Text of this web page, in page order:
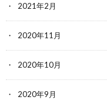
2021年2月
2020年11月
2020年10月
2020年9月